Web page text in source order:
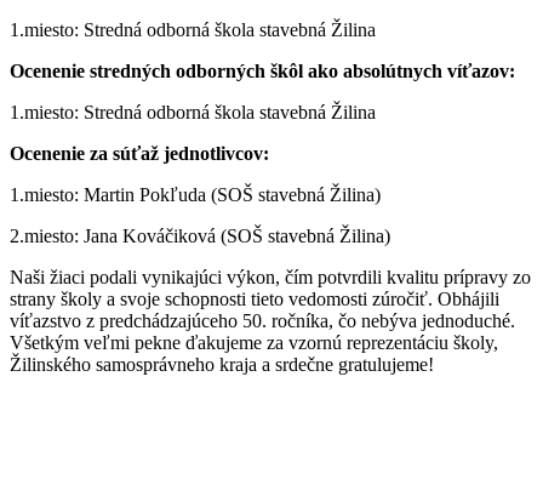
1.miesto: Stredná odborná škola stavebná Žilina
Ocenenie stredných odborných škôl ako absolútnych víťazov:
1.miesto: Stredná odborná škola stavebná Žilina
Ocenenie za súťaž jednotlivcov:
1.miesto: Martin Pokľuda (SOŠ stavebná Žilina)
2.miesto: Jana Kováčiková (SOŠ stavebná Žilina)
Naši žiaci podali vynikajúci výkon, čím potvrdili kvalitu prípravy zo
strany školy a svoje schopnosti tieto vedomosti zúročiť. Obhájili
víťazstvo z predchádzajúceho 50. ročníka, čo nebýva jednoduché.
Všetkým veľmi pekne ďakujeme za vzornú reprezentáciu školy,
Žilinského samosprávneho kraja a srdečne gratulujeme!